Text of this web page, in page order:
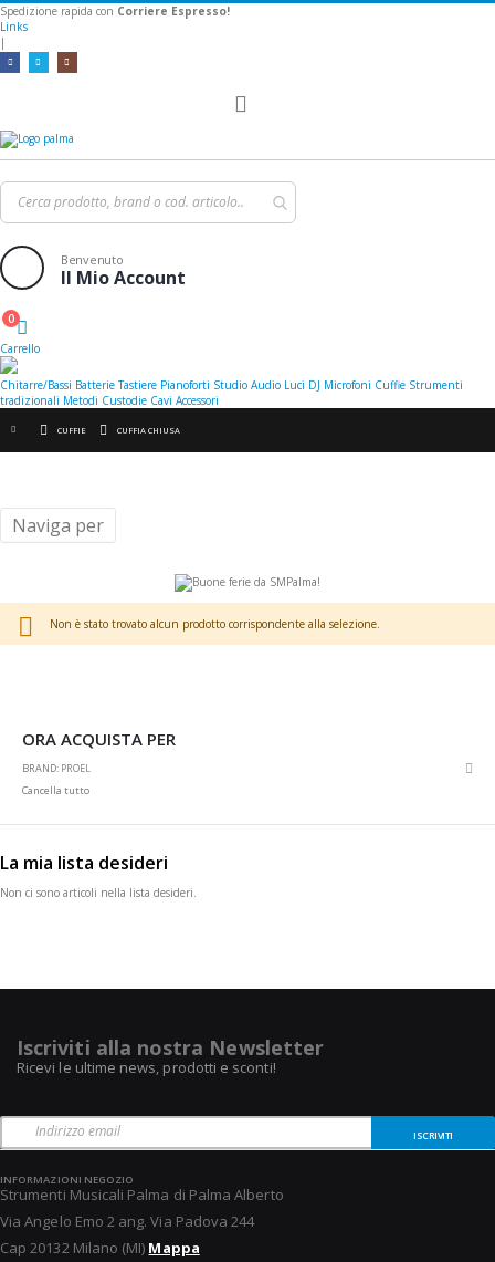
Spedizione rapida con Corriere Espresso!
Links
|
Benvenuto
Il Mio Account
Cart
0
Carrello
Chitarre/Bassi Batterie Tastiere Pianoforti Studio Audio Luci DJ Microfoni Cuffie Strumenti
tradizionali Metodi Custodie Cavi Accessori
CUFFIE CUFFIA CHIUSA
Non è stato trovato alcun prodotto corrispondente alla selezione.
Naviga per
ORA ACQUISTA PER
BRAND PROEL
Cancella tutto
La mia lista desideri
Non ci sono articoli nella lista desideri.
Iscriviti alla nostra Newsletter
Ricevi le ultime news, prodotti e sconti!
ISCRIVITI
INFORMAZIONI NEGOZIO
Strumenti Musicali Palma di Palma Alberto
Via Angelo Emo 2 ang. Via Padova 244
Cap 20132 Milano (MI) Mappa